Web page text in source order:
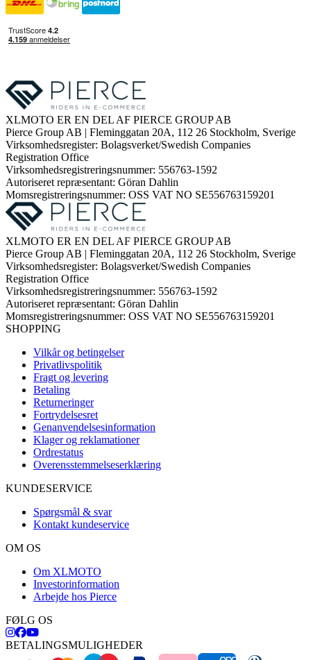
XLMOTO ER EN DEL AF PIERCE GROUP AB
Pierce Group AB | Fleminggatan 20A, 112 26 Stockholm, Sverige
Virksomhedsregister: Bolagsverket/Swedish Companies
Registration Office
Virksomhedsregistreringsnummer: 556763-1592
Autoriseret repræsentant: Göran Dahlin
Momsregistreringsnummer: OSS VAT NO SE556763159201
XLMOTO ER EN DEL AF PIERCE GROUP AB
Pierce Group AB | Fleminggatan 20A, 112 26 Stockholm, Sverige
Virksomhedsregister: Bolagsverket/Swedish Companies
Registration Office
Virksomhedsregistreringsnummer: 556763-1592
Autoriseret repræsentant: Göran Dahlin
Momsregistreringsnummer: OSS VAT NO SE556763159201
SHOPPING
Vilkår og betingelser
Privatlivspolitik
Fragt og levering
Betaling
Returneringer
Fortrydelsesret
Genanvendelsesinformation
Klager og reklamationer
Ordrestatus
Overensstemmelseserklæring
KUNDESERVICE
Spørgsmål & svar
Kontakt kundeservice
OM OS
Om XLMOTO
Investorinformation
Arbejde hos Pierce
FØLG OS
BETALINGSMULIGHEDER